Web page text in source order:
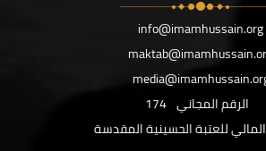
info@imamhussain.org
الرقم المجاني 174
للعتبة الحسينية المقدسة